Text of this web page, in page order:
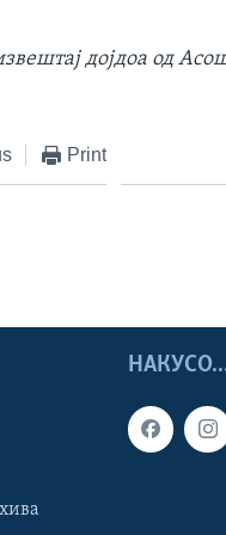
дојдоа од
Print